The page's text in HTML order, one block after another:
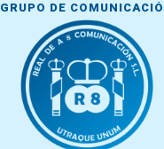
GRUPO DE